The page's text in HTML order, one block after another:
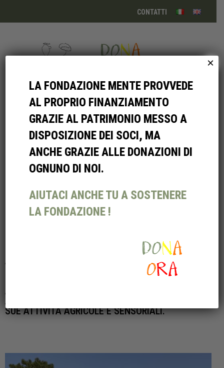
CONTATTI
IL PROGETTO A(I)UTIAMO PREVEDE LA NASCITA DI
E/O DISTURBI COGNITIVI, COMPORTAMENTALI, DEL
LINGUAGGIO, EMOZIONALI, ETC., E VOLTO
ALL’EDUCAZIONE, RELAZIONE ED INTEGRAZIONE
SOCIALE, AL FINE DI MIGLIORARE LA QUALITÀ
ATTRAVERSO ATTIVITÀ, TERAPIE ED EDUCAZIONE
ASSISTITE CON L’AUSILIO DI ANIMALI, E DELLE
SUE ATTIVITÀ AGRICOLE E SENSORIALI.
LA FONDAZIONE MENTE PROVVEDE
AL PROPRIO FINANZIAMENTO
GRAZIE AL PATRIMONIO MESSO A
DISPOSIZIONE DEI SOCI, MA
ANCHE GRAZIE ALLE DONAZIONI DI
OGNUNO DI NOI.
AIUTACI ANCHE TU A SOSTENERE
LA FONDAZIONE !
×